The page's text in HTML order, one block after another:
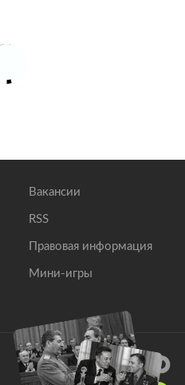
Вакансии
RSS
Правовая информация
Мини-игры